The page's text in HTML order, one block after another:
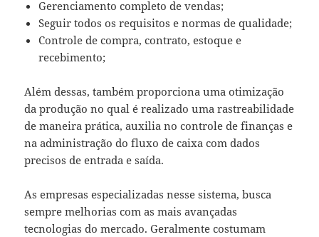
Gerenciamento completo de vendas;
Seguir todos os requisitos e normas de qualidade;
Controle de compra, contrato, estoque e
recebimento;
Além dessas, também proporciona uma otimização
da produção no qual é realizado uma rastreabilidade
de maneira prática, auxilia no controle de finanças e
na administração do fluxo de caixa com dados
precisos de entrada e saída.
As empresas especializadas nesse sistema, busca
sempre melhorias com as mais avançadas
tecnologias do mercado. Geralmente costumam